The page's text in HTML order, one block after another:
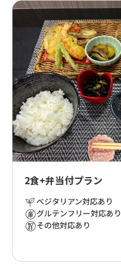
2食+弁当付プラン
ベジタリアン対応あり
グルテンフリー対応あり
その他対応あり